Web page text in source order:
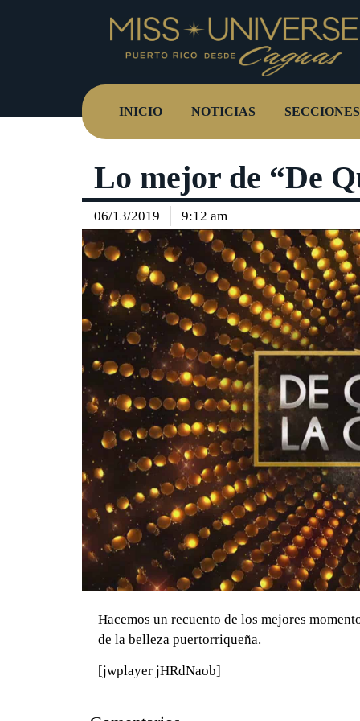
INICIO NOTICIAS SECCIONES
Lo mejor de “De
06/13/2019 9:12 am
Hacemos un recuento de los mejores
de la belleza puertorriqueña.
[jwplayer jHRdNaob]